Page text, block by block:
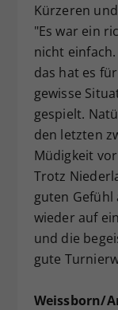
Kürzeren
"Es war ein
nicht
das hat es
gewisse
gespielt.
den letzten
Müdigkeit
Trotz
guten Gefühl
wieder auf
und die
gute
Weissborn/